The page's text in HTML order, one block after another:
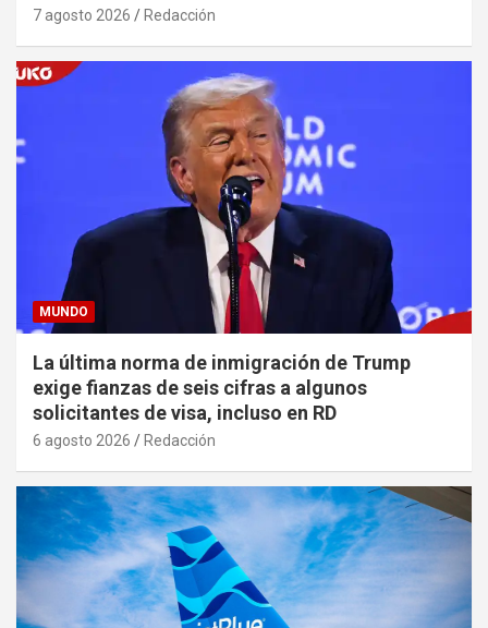
7 agosto 2026 Redacción
MUNDO
La última norma de inmigración de Trump
exige fianzas de seis cifras a algunos
solicitantes de visa, incluso en RD
6 agosto 2026 Redacción